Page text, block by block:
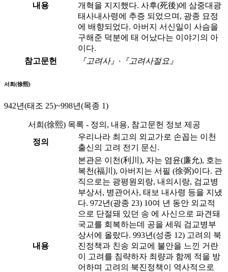
내용
개혁을 지지했다. 사후(死後)에 삼중대광
태사내사령에 추증 되었으며, 광종 묘정
에 배향되었다. 아버지 서신일이 사슴을
구해준 덕분에 태 어났다는 이야기의 아
이다.
참고문헌
『고려사』·『고려사절요』
서희(徐熙)
942년(태조 25)~998년(목종 1)
서희(徐熙) 목록 - 정의, 내용, 참고문헌 정보 제공
정의
우리나라 최고의 외교가로 손꼽는 이천
출신의 고려 전기 문신.
내용
본관은 이천(利川), 자는 염윤(廉允), 호는
복천(福川), 아버지는 서필 (徐弼)이다. 관
직으로는 광평원외랑, 내의시랑, 검교병
부상서, 병관어사, 태보 내사령 등을 지냈
다. 972년(광종 23) 10여 년 동안 외교적
으로 단절돼 있던 송 에 사신으로 파견돼
국교를 회복하는데 공을 세워 검교병부
상서에 올랐다. 993년(성종 12) 고려의 북
진정책과 친송 외교에 불안을 느낀 거란
이 고려를 침략하자 최량과 함께 적을 방
어하며 고려의 북진정책이 역사적으로